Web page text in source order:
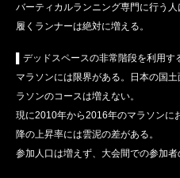
バーティカルランニング専門に行う
履くランナーは絶対に増える。
▌デッドスペースの非常階段を利用す
マラソンには限界がある。日本の国
ラソンのコースは増えない。
現に2010年から2016年のマラソンに
降の上昇率には雲泥の差がある。
参加人口は増えず、大会間での参加者